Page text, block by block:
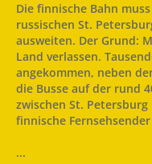
Die finnische Bahn
russischen St.
ausweiten. Der Grund:
Land verlassen.
angekommen, neben
die Busse auf der rund
zwischen St.
finnische
...